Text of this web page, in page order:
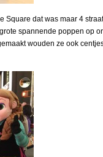
Square dat was maar 4
spannende poppen op
wouden ze ook